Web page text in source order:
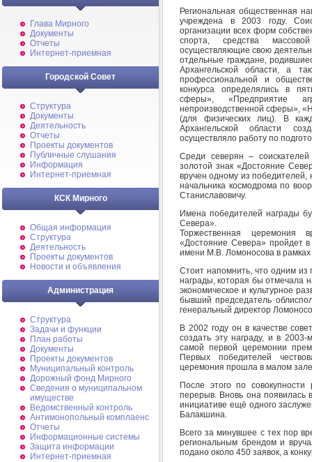
Глава Мирного
Документы
Отчеты
Интернет-приемная
Городской Совет
Структура
Документы
Деятельность
Отчеты
Проекты документов
Публичные слушания
Информация
Интернет-приемная
КСК Мирного
Общая информация
Структура
Деятельность
Проекты документов
Новости и объявления
Администрация
Структура
Задачи и функции
План работы
Документы
Проекты документов
Муниципальный контроль
Дорожный фонд Мирного
Cведения о муниципальном
имуществе
Ведомственный контроль
Антимонопольный комплаенс
Отчеты
Информационные системы
Защита информации
Интернет-приемная
Региональная общественная
учреждена в 2003 году.
организации всех форм
спорта, средства
осуществляющие свою
отдельные граждане,
Архангельской области, а
профессиональной и
конкурса определялись в
сферы», «Предприятие
непроизводственной сферы»,
(для физических лиц). В
Архангельской области
осуществляло работу по
Среди северян –
золотой знак «Достояние
вручен одному из
начальника космодрома по
Станиславовичу.
Имена победителей награды
Севера».
Торжественная церемония
«Достояние Севера» пройдет
имени М.В. Ломоносова в
Стоит напомнить, что одним из
награды, которая бы отмечала
экономическое и культурное
бывший председатель
генеральный директор
В 2002 году он в качестве
создать эту награду, и в
самой первой церемонии
Первых победителей
церемония прошла в малом
После этого по
перерыв. Вновь она появилась
инициативе ещё одного
Балакшина.
Всего за минувшее с тех пор
региональным брендом и
подано около 450 заявок, а